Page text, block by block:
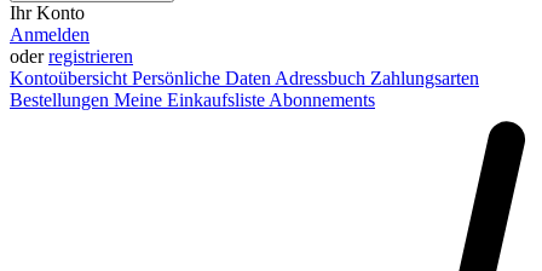
Ihr Konto
Anmelden
oderregistrieren
Kontoübersicht Persönliche Daten Adressbuch Zahlungsarten
Bestellungen Meine Einkaufsliste Abonnements